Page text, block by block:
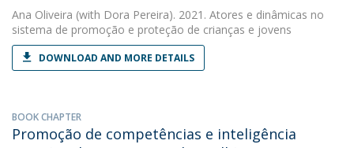
Ana Oliveira (with Dora Pereira). 2021. Atores e dinâmicas no
sistema de promoção e proteção de crianças e jovens
DOWNLOAD AND MORE DETAILS
BOOK CHAPTER
Promoção de competências e inteligência